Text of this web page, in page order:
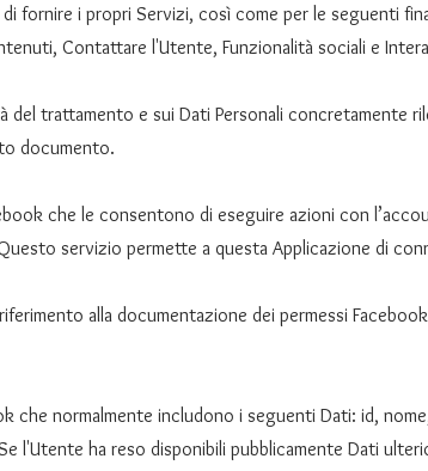
fornire i propri Servizi, così come per le seguenti
Contattare l'Utente, Funzionalità sociali e
trattamento e sui Dati Personali concretamente
documento.
che le consentono di eseguire azioni con
servizio permette a questa Applicazione di
alla documentazione dei permessi
che normalmente includono i seguenti Dati: id,
l'Utente ha reso disponibili pubblicamente Dati